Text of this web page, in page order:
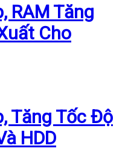
RAM Tăng
Cho
Tăng Tốc Độ
HDD